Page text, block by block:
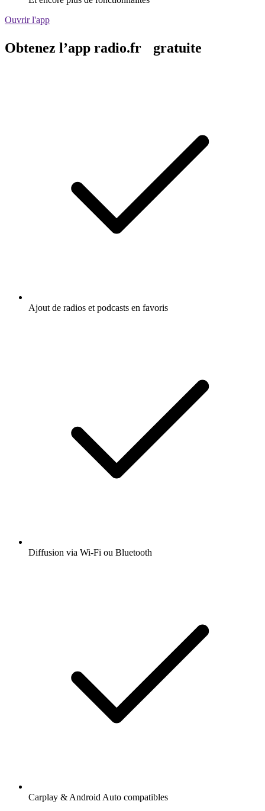
Ouvrir l'app
Obtenez l’app radio.fr gratuite
Ajout de radios et podcasts en favoris
Diffusion via Wi-Fi ou Bluetooth
Carplay & Android Auto compatibles